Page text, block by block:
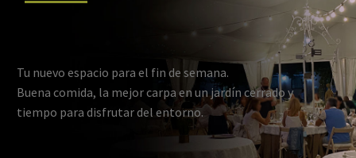
Tu nuevo espacio para el fin de semana.
Buena comida, la mejor carpa en un jardín cerrado y
tiempo para disfrutar del entorno.